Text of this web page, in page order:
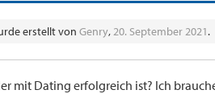
erstellt von Genry,20. September 2021.
mit Dating erfolgreich ist? Ich